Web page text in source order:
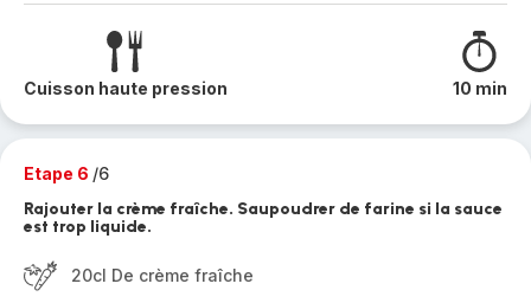
Cuisson haute pression 10 min
Etape 6 /6
Rajouter la crème fraîche. Saupoudrer de farine si la sauce
est trop liquide.
20cl De crème fraîche